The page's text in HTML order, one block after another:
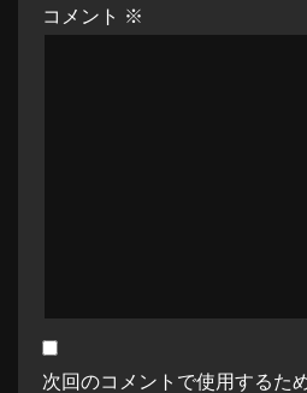
コメント ※
次回のコメントで使用するた